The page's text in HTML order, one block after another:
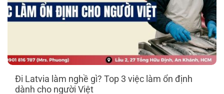
Đi Latvia làm nghề gì? Top 3 việc làm ổn định
dành cho người Việt